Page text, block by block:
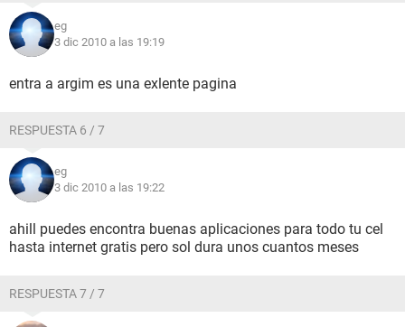
eg
3 dic 2010 a las 19:19
entra a argim es una exlente pagina
RESPUESTA 6 / 7
eg
3 dic 2010 a las 19:22
ahill puedes encontra buenas aplicaciones para todo tu cel
hasta internet gratis pero sol dura unos cuantos meses
RESPUESTA 7 / 7